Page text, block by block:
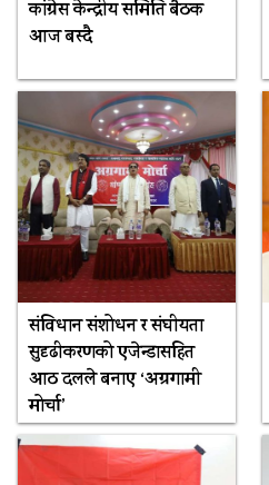
कांग्रेस केन्द्रीय समिति बैठक
आज बस्दै
संविधान संशोधन र संघीयता
सुदृढीकरणको एजेन्डासहित
आठ दलले बनाए ‘अग्रगामी
मोर्चा’